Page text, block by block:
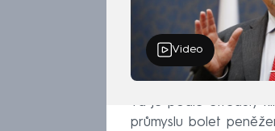
Video
Ta je podle Středuly
průmyslu bolet